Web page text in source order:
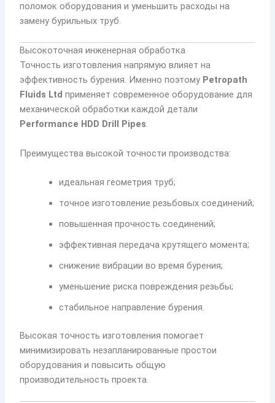
поломок оборудования и уменьшить расходы на
замену бурильных труб.
Высокоточная инженерная обработка
Точность изготовления напрямую влияет на
эффективность бурения. Именно поэтому Petropath
Fluids Ltd применяет современное оборудование для
механической обработки каждой детали
Performance HDD Drill Pipes.
Преимущества высокой точности производства:
идеальная геометрия труб;
точное изготовление резьбовых соединений;
повышенная прочность соединений;
эффективная передача крутящего момента;
снижение вибрации во время бурения;
уменьшение риска повреждения резьбы;
стабильное направление бурения.
Высокая точность изготовления помогает
минимизировать незапланированные простои
оборудования и повысить общую
производительность проекта.